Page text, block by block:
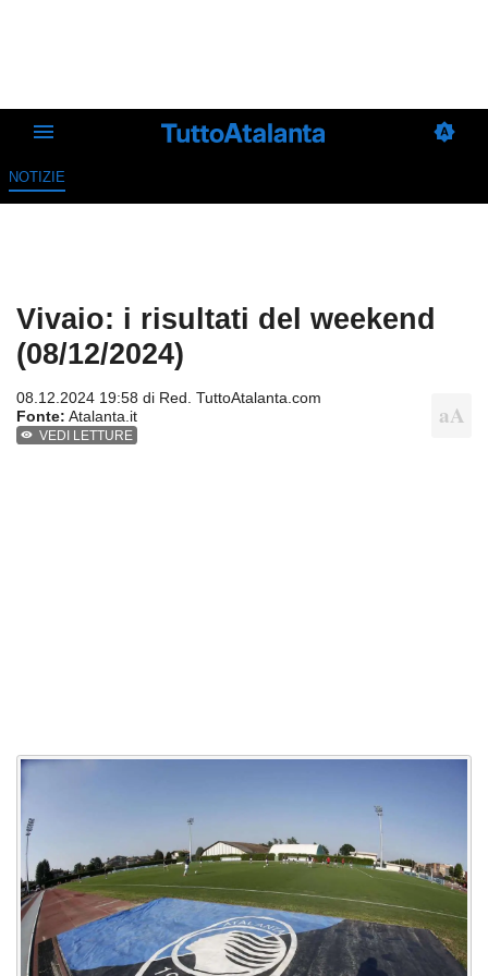
NOTIZIE
Vivaio: i risultati del weekend
(08/12/2024)
08.12.2024 19:58 di Red. TuttoAtalanta.com
Fonte: Atalanta.it
VEDI LETTURE